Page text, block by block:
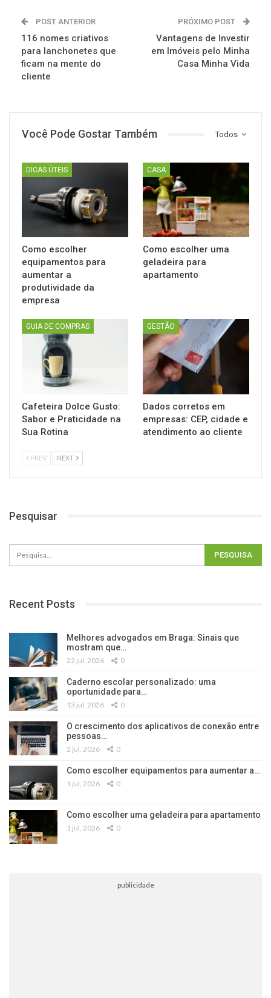
POST ANTERIOR
116 nomes criativos
para lanchonetes que
ficam na mente do
cliente
PRÓXIMO POST
Vantagens de Investir
em Imóveis pelo Minha
Casa Minha Vida
Todos
Você Pode Gostar Também
DICAS ÚTEIS
Como escolher
equipamentos para
aumentar a
produtividade da
empresa
CASA
Como escolher uma
geladeira para
apartamento
GUIA DE COMPRAS
Cafeteira Dolce Gusto:
Sabor e Praticidade na
Sua Rotina
GESTÃO
Dados corretos em
empresas: CEP, cidade e
atendimento ao cliente
PREV NEXT
Pesquisar
Recent Posts
Melhores advogados em Braga: Sinais que
mostram que…
22 jul, 2026 0
Caderno escolar personalizado: uma
oportunidade para…
13 jul, 2026 0
O crescimento dos aplicativos de conexão entre
pessoas…
2 jul, 2026 0
Como escolher equipamentos para aumentar a…
1 jul, 2026 0
Como escolher uma geladeira para apartamento
1 jul, 2026 0
publicidade